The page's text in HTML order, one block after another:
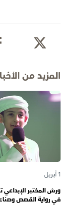
المزيد من
1 أبريل
ورش المختبر الإبداعي
في رواية القصص